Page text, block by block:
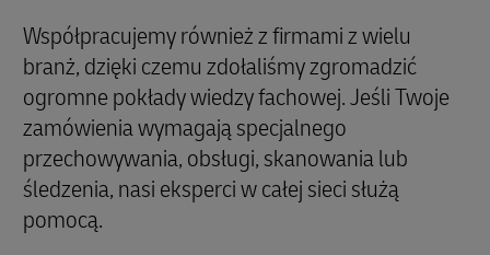
Współpracujemy również z firmami z wielu
branż, dzięki czemu zdołaliśmy zgromadzić
ogromne pokłady wiedzy fachowej. Jeśli Twoje
zamówienia wymagają specjalnego
przechowywania, obsługi, skanowania lub
śledzenia, nasi eksperci w całej sieci służą
pomocą.